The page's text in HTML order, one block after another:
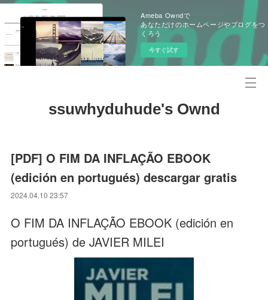
Ameba Owndで
あなただけのホームページやブログをつ
くろう
今すぐ試す
ssuwhyduhude's Ownd
[PDF] O FIM DA INFLAÇÃO EBOOK
(edición en portugués) descargar gratis
2024.04.10 23:57
O FIM DA INFLAÇÃO EBOOK (edición en
portugués) de JAVIER MILEI